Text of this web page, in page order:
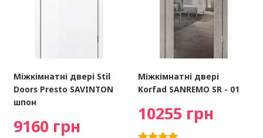
Міжкімнатні двері Stil
Doors Presto SAVINTON
шпон
9160 грн
Міжкімнатні двері
Korfad SANREMO SR - 01
10255 грн